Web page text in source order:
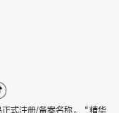
正式注册/备案名称。“精华